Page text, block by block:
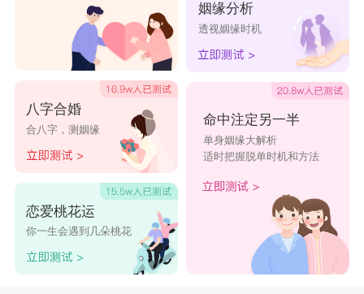
八字合婚
合八字，测姻缘
恋爱桃花运
你一生会遇到几朵桃花
姻缘分析
透视姻缘时机
命中注定另一半
单身姻缘大解析
适时把握脱单时机和方法